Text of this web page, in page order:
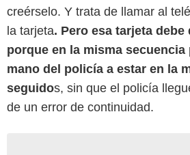
creérselo. Y trata de llamar al
la tarjeta. Pero esa tarjeta debe
porque en la misma secuencia
mano del policía a estar en la
seguidos, sin que el policía
de un error de continuidad.